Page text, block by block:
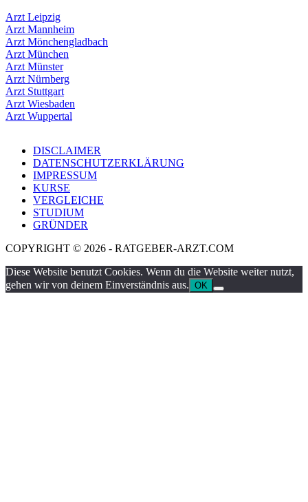
Arzt Leipzig
Arzt Mannheim
Arzt Mönchengladbach
Arzt München
Arzt Münster
Arzt Nürnberg
Arzt Stuttgart
Arzt Wiesbaden
Arzt Wuppertal
DISCLAIMER
DATENSCHUTZERKLÄRUNG
IMPRESSUM
KURSE
VERGLEICHE
STUDIUM
GRÜNDER
COPYRIGHT © 2026 - RATGEBER-ARZT.COM
Diese Website benutzt Cookies. Wenn du die Website weiter nutzt,
gehen wir von deinem Einverständnis aus. OK